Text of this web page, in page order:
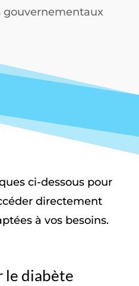
gouvernementaux
ci-dessous pour
directement
à vos besoins.
le diabète